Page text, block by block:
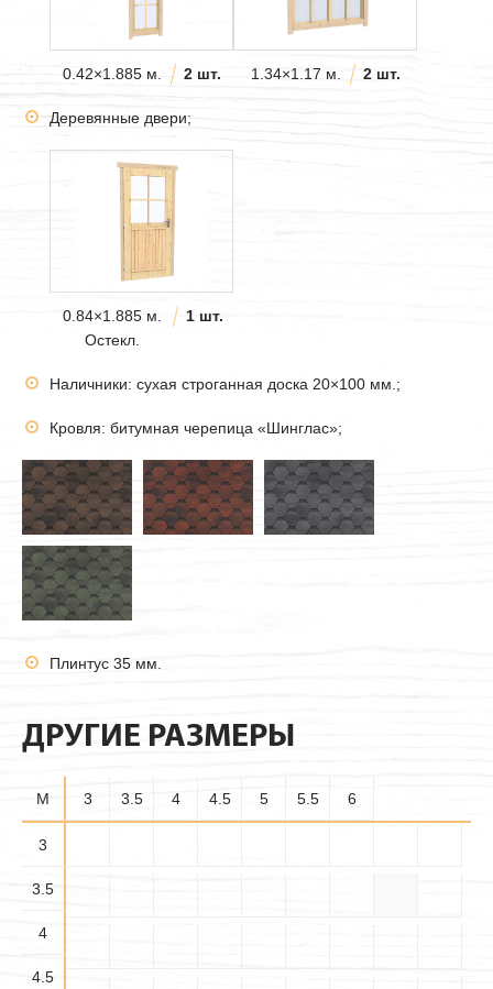
0.42×1.885 м. 2 шт. 1.34×1.17 м. 2 шт.
Деревянные двери;
0.84×1.885 м.
Остекл.
1 шт.
Наличники: сухая строганная доска 20×100 мм.;
Кровля: битумная черепица «Шинглас»;
Плинтус 35 мм.
ДРУГИЕ РАЗМЕРЫ
M 3 3.5 4 4.5 5 5.5 6
3
3.5
4
4.5